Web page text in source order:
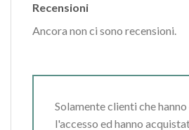
Recensioni
Ancora non ci sono recensioni.
Solamente clienti che
l'accesso ed hanno